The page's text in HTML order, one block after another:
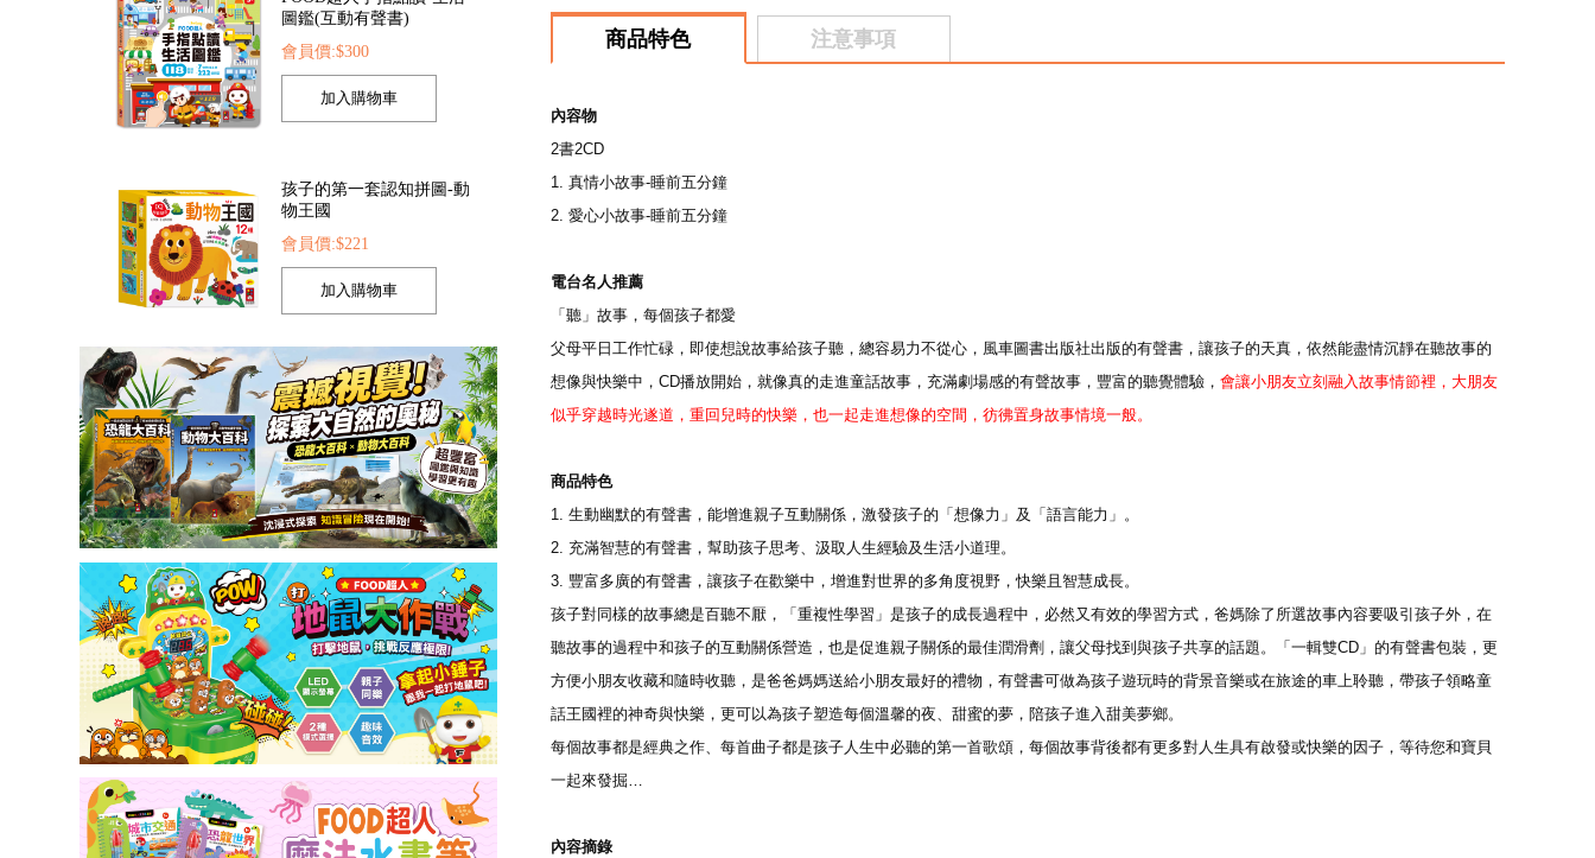
孩子的第一套認知拼圖-動
物王國
商品特色 注意事項
內容物
2書2CD
1. 真情小故事-睡前五分鐘
2. 愛心小故事-睡前五分鐘
電台名人推薦
「聽」故事，每個孩子都愛
父母平日工作忙碌，即使想說故事給孩子聽，總容易力不從心，風車圖書出版社出版的有聲書，讓孩子的天真，依然能盡情沉靜在聽故事的
想像與快樂中，CD播放開始，就像真的走進童話故事，充滿劇場感的有聲故事，豐富的聽覺體驗， 會讓小朋友立刻融入故事情節裡，大朋友
似乎穿越時光遂道，重回兒時的快樂，也一起走進想像的空間，彷彿置身故事情境一般。
商品特色
1. 生動幽默的有聲書，能增進親子互動關係，激發孩子的「想像力」及「語言能力」。
2. 充滿智慧的有聲書，幫助孩子思考、汲取人生經驗及生活小道理。
3. 豐富多廣的有聲書，讓孩子在歡樂中，增進對世界的多角度視野，快樂且智慧成長。
孩子對同樣的故事總是百聽不厭，「重複性學習」是孩子的成長過程中，必然又有效的學習方式，爸媽除了所選故事內容要吸引孩子外，在
聽故事的過程中和孩子的互動關係營造，也是促進親子關係的最佳潤滑劑，讓父母找到與孩子共享的話題。「一輯雙CD」的有聲書包裝，更
方便小朋友收藏和隨時收聽，是爸爸媽媽送給小朋友最好的禮物，有聲書可做為孩子遊玩時的背景音樂或在旅途的車上聆聽，帶孩子領略童
話王國裡的神奇與快樂，更可以為孩子塑造每個溫馨的夜、甜蜜的夢，陪孩子進入甜美夢鄉。
每個故事都是經典之作、每首曲子都是孩子人生中必聽的第一首歌頌，每個故事背後都有更多對人生具有啟發或快樂的因子，等待您和寶貝
一起來發掘…
內容摘錄